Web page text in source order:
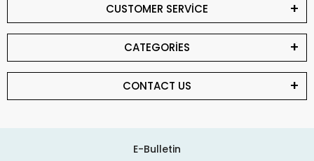
CUSTOMER SERVİCE
CATEGORİES
CONTACT US
E-Bulletin